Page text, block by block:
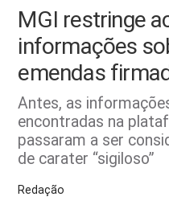
MGI restringe
informações
emendas
Antes, as
encontradas na
passaram a ser
de carater “sigiloso”
Redação